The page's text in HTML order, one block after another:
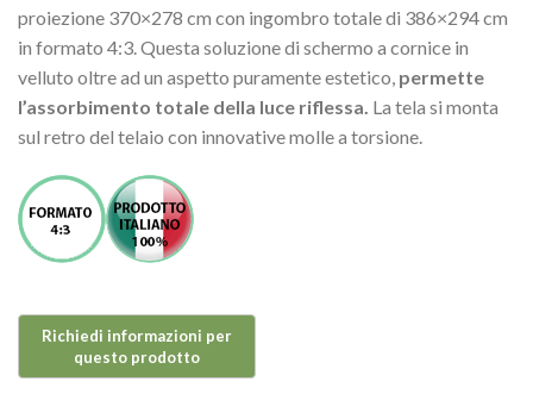
proiezione 370×278 cm con ingombro totale di 386×294 cm
in formato 4:3. Questa soluzione di schermo a cornice in
velluto oltre ad un aspetto puramente estetico, permette
l’assorbimento totale della luce riflessa. La tela si monta
sul retro del telaio con innovative molle a torsione.